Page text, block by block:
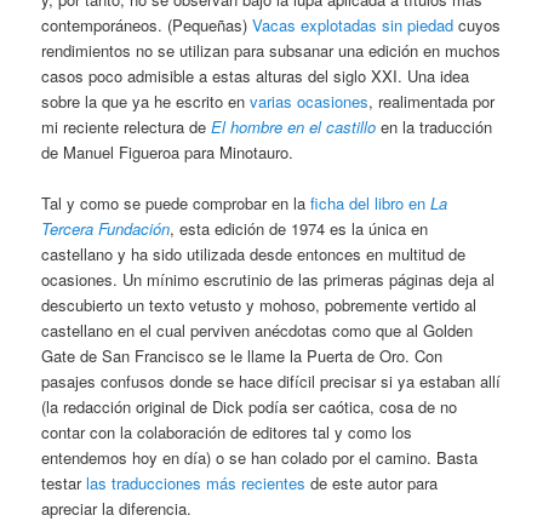
contemporáneos. (Pequeñas)Vacas explotadas sin piedad cuyos
rendimientos no se utilizan para subsanar una edición en muchos
casos poco admisible a estas alturas del siglo XXI. Una idea
sobre la que ya he escrito envarias ocasiones, realimentada por
mi reciente relectura deEl hombre en el castillo en la traducción
de Manuel Figueroa para Minotauro.
Tal y como se puede comprobar en laficha del libro enLa
Tercera Fundación, esta edición de 1974 es la única en
castellano y ha sido utilizada desde entonces en multitud de
ocasiones. Un mínimo escrutinio de las primeras páginas deja al
descubierto un texto vetusto y mohoso, pobremente vertido al
castellano en el cual perviven anécdotas como que al Golden
Gate de San Francisco se le llame la Puerta de Oro. Con
pasajes confusos donde se hace difícil precisar si ya estaban allí
(la redacción original de Dick podía ser caótica, cosa de no
contar con la colaboración de editores tal y como los
entendemos hoy en día) o se han colado por el camino. Basta
testarlas traducciones más recientes de este autor para
apreciar la diferencia.